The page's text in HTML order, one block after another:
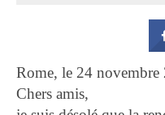
Rome, le 24 novembre
Chers amis,